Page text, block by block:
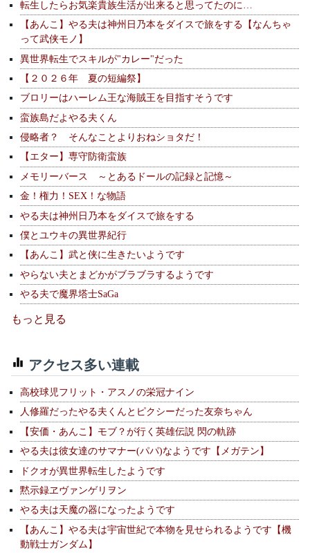
転生したらお気楽貴族生活が出来ると思ってたのに…
【あんこ】やる夫は神州日乃本をダイスで旅をする【なんちゃ
って武侠モノ】
異世界転生でスキルが"カレー"だった
【２０２６年 夏の短編祭】
ブロリーはハーレム王な海賊王を目指すそうです
蛮族島だよやる夫くん
侵略者？ そんなことよりおねショタだ！
【エター】専守防衛蛮族
メモリーバース ～とあるドールの記録と記憶～
金！権力！SEX！な物語
やる夫は神州日乃本をダイスで旅をする
僕とユウキの異世界紀行
【あんこ】武と侠に生きたいようです
やらない夫とまどかがブラブラするようです
やる夫で魔界塔士SaGa
もっと見る
アクセス多い連載
高校球児フリット・アスノの栄冠ナイン
人修羅だったやる夫くんとピクシーだった友奈ちゃん
【安価・あんこ】モブ？が行く英雄伝説 閃の軌跡
やる夫は彼女達のサマナー(パパ)なようです【メガテン】
ドクオが異世界転生したようです
黙示録ヱヴァンゲリヲン
やる夫は天魔の器になったようです
【あんこ】やる夫は宇宙世紀で本物を見せられるようです【機
動戦士ガンダム】